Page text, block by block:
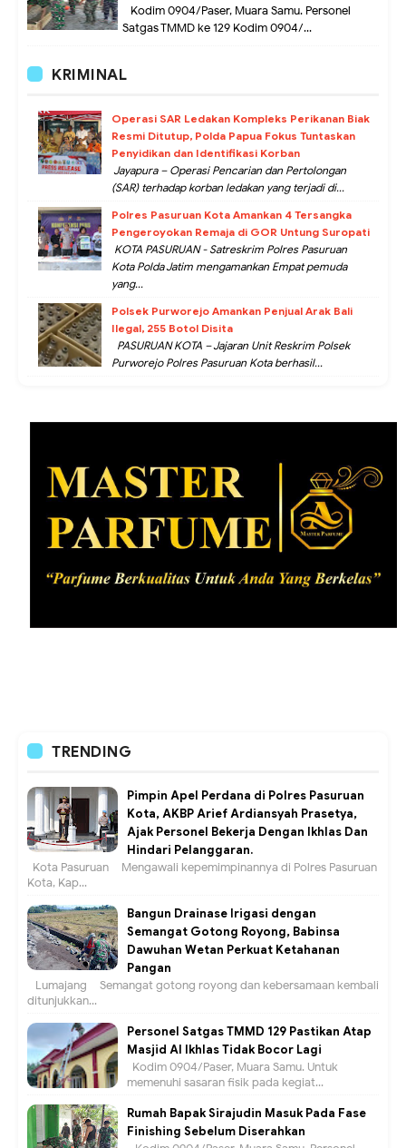
Kodim 0904/Paser, Muara Samu. Personel
Satgas TMMD ke 129 Kodim 0904/...
KRIMINAL
Operasi SAR Ledakan Kompleks Perikanan Biak
Resmi Ditutup, Polda Papua Fokus Tuntaskan
Penyidikan dan Identifikasi Korban
Jayapura – Operasi Pencarian dan Pertolongan
(SAR) terhadap korban ledakan yang terjadi di...
Polres Pasuruan Kota Amankan 4 Tersangka
Pengeroyokan Remaja di GOR Untung Suropati
KOTA PASURUAN - Satreskrim Polres Pasuruan
Kota Polda Jatim mengamankan Empat pemuda
yang...
Polsek Purworejo Amankan Penjual Arak Bali
Ilegal, 255 Botol Disita
PASURUAN KOTA – Jajaran Unit Reskrim Polsek
Purworejo Polres Pasuruan Kota berhasil...
TRENDING
Pimpin Apel Perdana di Polres Pasuruan
Kota, AKBP Arief Ardiansyah Prasetya,
Ajak Personel Bekerja Dengan Ikhlas Dan
Hindari Pelanggaran.
Kota Pasuruan – Mengawali kepemimpinannya di Polres Pasuruan
Kota, Kap...
Bangun Drainase Irigasi dengan
Semangat Gotong Royong, Babinsa
Dawuhan Wetan Perkuat Ketahanan
Pangan
Lumajang – Semangat gotong royong dan kebersamaan kembali
ditunjukkan...
Personel Satgas TMMD 129 Pastikan Atap
Masjid Al Ikhlas Tidak Bocor Lagi
Kodim 0904/Paser, Muara Samu. Untuk
memenuhi sasaran fisik pada kegiat...
Rumah Bapak Sirajudin Masuk Pada Fase
Finishing Sebelum Diserahkan